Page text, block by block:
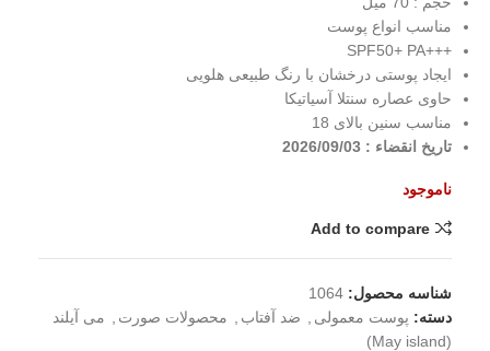
مناسب انواع پوست
+++SPF50+ PA
ایجاد پوستی درخشان با رنگ طبیعی هلویی
حاوی عصاره سنتلا آسیاتیکا
مناسب سنین بالای 18
تاریخ انقضاء : 2026/09/03
ناموجود
Add to compare
شناسه محصول: 1064
دسته: پوست معمولی ضد آفتاب محصولات صورت
می آیلند
(May island)